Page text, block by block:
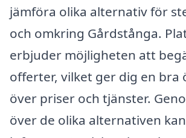
jämföra olika alternativ för
och omkring Gårdstånga.
erbjuder möjligheten att
offerter, vilket ger dig en bra
över priser och tjänster.
över de olika alternativen